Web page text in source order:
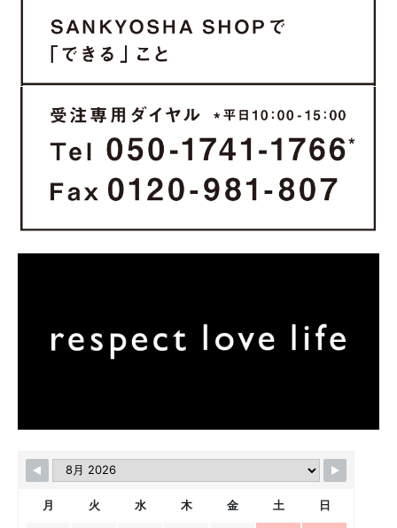
月 火 水 木 金 土 日